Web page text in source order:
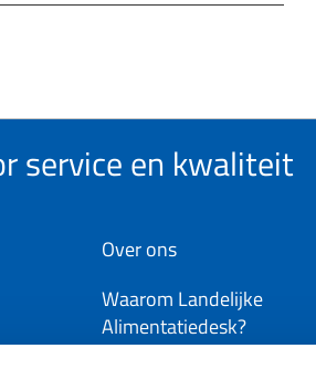
service en kwaliteit
Over ons
Waarom Landelijke
Alimentatiedesk?